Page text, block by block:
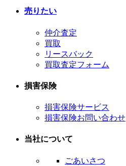
売りたい
仲介査定
買取
リースバック
買取査定フォーム
損害保険
損害保険サービス
損害保険お問い合わせ
当社について
ごあいさつ